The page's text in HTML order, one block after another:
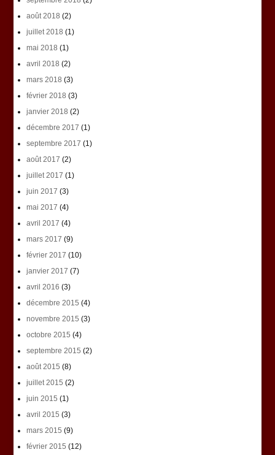
août 2018 (2)
juillet 2018 (1)
mai 2018 (1)
avril 2018 (2)
mars 2018 (3)
février 2018 (3)
janvier 2018 (2)
décembre 2017 (1)
septembre 2017 (1)
août 2017 (2)
juillet 2017 (1)
juin 2017 (3)
mai 2017 (4)
avril 2017 (4)
mars 2017 (9)
février 2017 (10)
janvier 2017 (7)
avril 2016 (3)
décembre 2015 (4)
novembre 2015 (3)
octobre 2015 (4)
septembre 2015 (2)
août 2015 (8)
juillet 2015 (2)
juin 2015 (1)
avril 2015 (3)
mars 2015 (9)
février 2015 (12)